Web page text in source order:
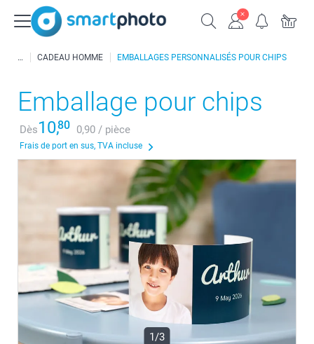
CADEAU HOMME EMBALLAGES PERSONNALISÉS POUR CHIPS
Emballage pour chips
Dès10,80 0,90 / pièce
Frais de port en sus, TVA incluse
1/3